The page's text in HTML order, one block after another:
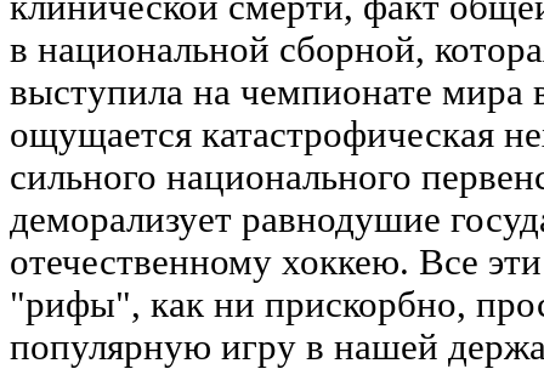
в национальной сборной,
выступила на чемпионате мира
ощущается катастрофическая
сильного национального
деморализует равнодушие
отечественному хоккею. Все
"рифы", как ни прискорбно,
популярную игру в нашей